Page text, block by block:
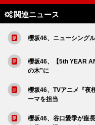
関連ニュース
櫻坂46、ニューシング
櫻坂46、【5th YEAR
の木”に
櫻坂46、TVアニメ『夜
ーマを担当
櫻坂46、谷口愛季が座